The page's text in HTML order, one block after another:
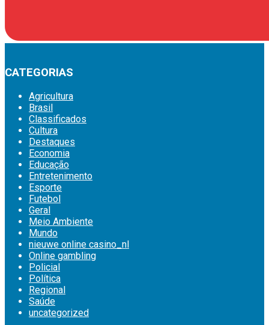
CATEGORIAS
Agricultura
Brasil
Classificados
Cultura
Destaques
Economia
Educação
Entretenimento
Esporte
Futebol
Geral
Meio Ambiente
Mundo
nieuwe online casino_nl
Online gambling
Policial
Política
Regional
Saúde
uncategorized